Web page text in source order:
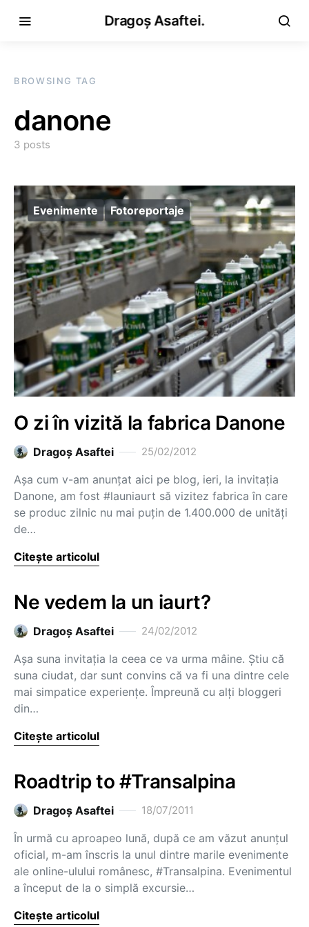
Dragoș Asaftei.
BROWSING TAG
danone
3 posts
Evenimente Fotoreportaje
O zi în vizită la fabrica Danone
Dragoş Asaftei 25/02/2012
Așa cum v-am anunțat aici pe blog, ieri, la invitația
Danone, am fost #launiaurt să vizitez fabrica în care
se produc zilnic nu mai puțin de 1.400.000 de unități
de…
Citește articolul
Ne vedem la un iaurt?
Dragoş Asaftei 24/02/2012
Așa suna invitația la ceea ce va urma mâine. Știu că
suna ciudat, dar sunt convins că va fi una dintre cele
mai simpatice experiențe. Împreună cu alți bloggeri
din…
Citește articolul
Roadtrip to #Transalpina
Dragoş Asaftei 18/07/2011
În urmă cu aproapeo lună, după ce am văzut anunțul
oficial, m-am înscris la unul dintre marile evenimente
ale online-ulului românesc, #Transalpina. Evenimentul
a început de la o simplă excursie…
Citește articolul